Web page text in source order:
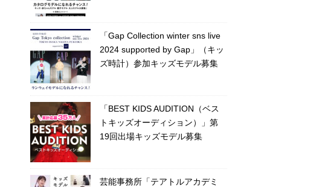
「Gap Collection winter sns live
2024 supported by Gap」（キッ
ズ時計）参加キッズモデル募集
「BEST KIDS AUDITION（ベス
トキッズオーディション）」第
19回出場キッズモデル募集
芸能事務所「テアトルアカデミ